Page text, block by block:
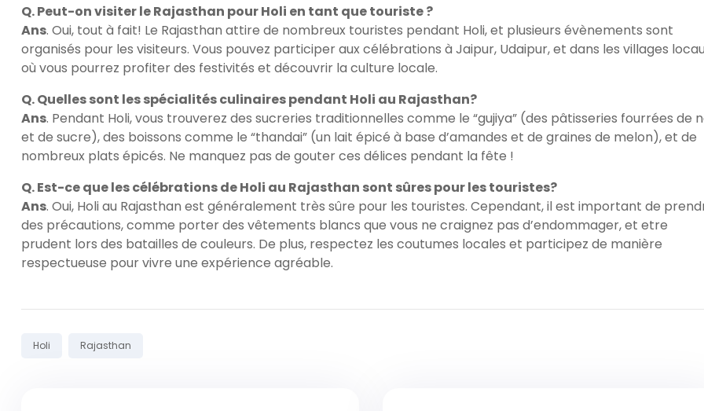
Q. Peut-on visiter le Rajasthan pour Holi en tant que touriste ?
Ans. Oui, tout à fait! Le Rajasthan attire de nombreux touristes pendant Holi, et plusieurs évènements sont
organisés pour les visiteurs. Vous pouvez participer aux célébrations à Jaipur, Udaipur, et dans les villages
où vous pourrez profiter des festivités et découvrir la culture locale.
Q. Quelles sont les spécialités culinaires pendant Holi au Rajasthan?
Ans. Pendant Holi, vous trouverez des sucreries traditionnelles comme le “gujiya” (des pâtisseries fourrées de
et de sucre), des boissons comme le “thandai” (un lait épicé à base d’amandes et de graines de melon), et de
nombreux plats épicés. Ne manquez pas de gouter ces délices pendant la fête !
Q. Est-ce que les célébrations de Holi au Rajasthan sont sûres pour les touristes?
Ans. Oui, Holi au Rajasthan est généralement très sûre pour les touristes. Cependant, il est important de
des précautions, comme porter des vêtements blancs que vous ne craignez pas d’endommager, et etre
prudent lors des batailles de couleurs. De plus, respectez les coutumes locales et participez de manière
respectueuse pour vivre une expérience agréable.
Tags:
Holi Rajasthan